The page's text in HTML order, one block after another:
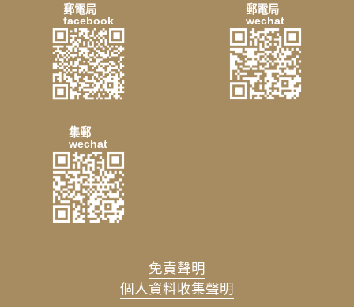
免責聲明
個人資料收集聲明
郵電局
facebook
郵電局
wechat
集郵
wechat